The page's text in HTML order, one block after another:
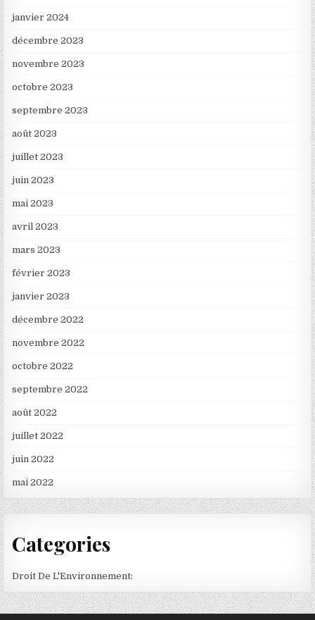
janvier 2024
décembre 2023
novembre 2023
octobre 2023
septembre 2023
août 2023
juillet 2023
juin 2023
mai 2023
avril 2023
mars 2023
février 2023
janvier 2023
décembre 2022
novembre 2022
octobre 2022
septembre 2022
août 2022
juillet 2022
juin 2022
mai 2022
Categories
Droit De L'Environnement: